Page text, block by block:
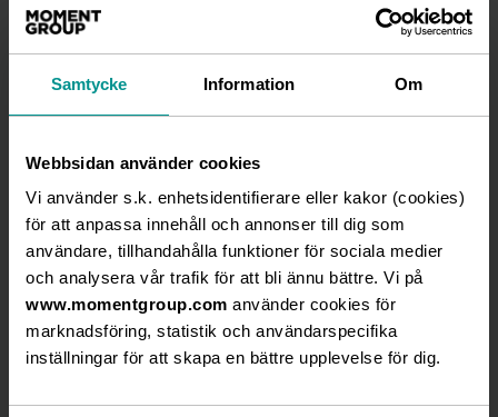
Samtycke Information Om
Webbsidan använder cookies
Vi använder s.k. enhetsidentifierare eller kakor (cookies)
för att anpassa innehåll och annonser till dig som
användare, tillhandahålla funktioner för sociala medier
och analysera vår trafik för att bli ännu bättre. Vi på
www.momentgroup.com använder cookies för
marknadsföring, statistik och användarspecifika
inställningar för att skapa en bättre upplevelse för dig.
KONTAKT
Ia Lindahl Idborg
HEAD OF COMMUNICATION & INVESTOR RELATIONS
ia.lindahl@momentgroup.com